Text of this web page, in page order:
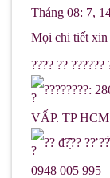
Tháng 08: 7,
Mọi chi tiết
??̂?? ?? ??????
????????:
VẤP. TP HCM
?? đ?̣̂?? ??̛
0948 005 995